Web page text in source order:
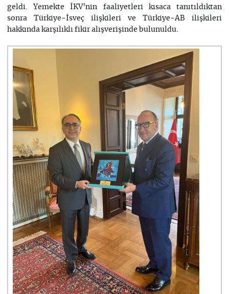
geldi. Yemekte İKV’nin faaliyetleri kısaca tanıtıldıktan
sonra Türkiye-İsveç ilişkileri ve Türkiye-AB ilişkileri
hakkında karşılıklı fikir alışverişinde bulunuldu.